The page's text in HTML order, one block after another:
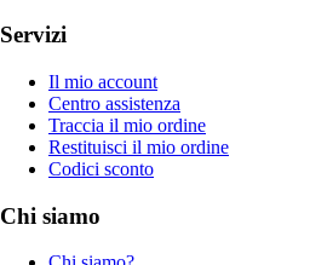
Servizi
Il mio account
Centro assistenza
Traccia il mio ordine
Restituisci il mio ordine
Codici sconto
Chi siamo